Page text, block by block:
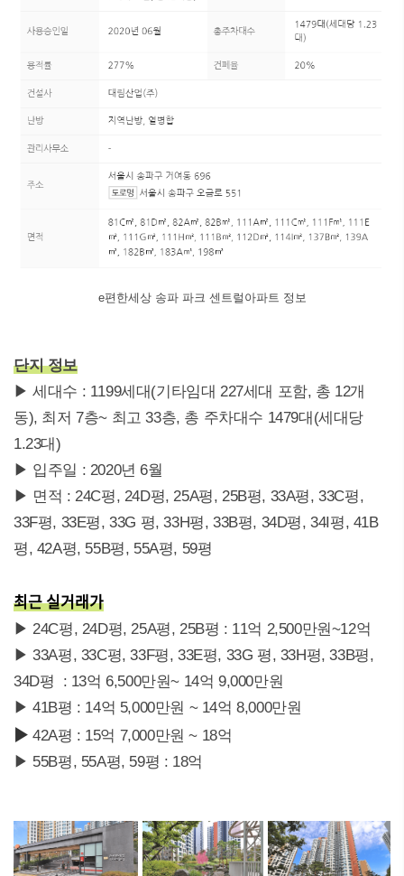
e편한세상 송파 파크 센트럴아파트 정보
단지 정보
▶ 세대수 : 1199세대(기타임대 227세대 포함, 총 12개
동), 최저 7층~ 최고 33층, 총 주차대수 1479대(세대당
1.23대)
▶ 입주일 : 2020년 6월
▶ 면적 : 24C평, 24D평, 25A평, 25B평, 33A평, 33C평,
33F평, 33E평, 33G 평, 33H평, 33B평, 34D평, 34I평, 41B
평, 42A평, 55B평, 55A평, 59평
최근 실거래가
▶ 24C평, 24D평, 25A평, 25B평 : 11억 2,500만원~12억
▶ 33A평, 33C평, 33F평, 33E평, 33G 평, 33H평, 33B평,
34D평 : 13억 6,500만원~ 14억 9,000만원
▶ 41B평 : 14억 5,000만원 ~ 14억 8,000만원
▶ 42A평 : 15억 7,000만원 ~ 18억
▶ 55B평, 55A평, 59평 : 18억